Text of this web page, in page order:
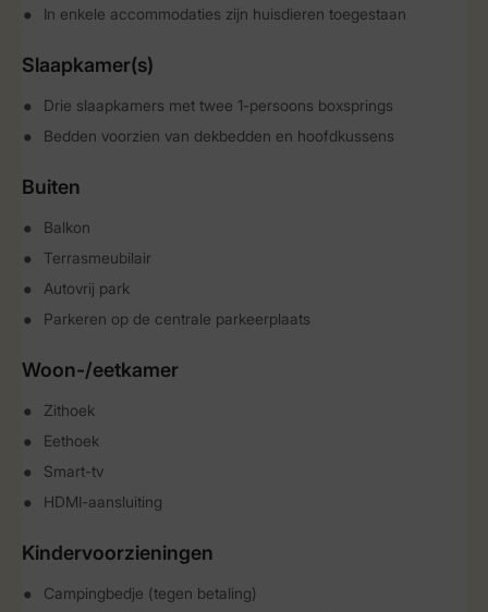
In enkele accommodaties zijn huisdieren toegestaan
Slaapkamer(s)
Drie slaapkamers met twee 1-persoons boxsprings
Bedden voorzien van dekbedden en hoofdkussens
Buiten
Balkon
Terrasmeubilair
Autovrij park
Parkeren op de centrale parkeerplaats
Woon-/eetkamer
Zithoek
Eethoek
Smart-tv
HDMI-aansluiting
Kindervoorzieningen
Campingbedje (tegen betaling)